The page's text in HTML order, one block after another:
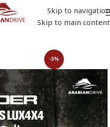
Skip to navigation
Skip to main content
-3%